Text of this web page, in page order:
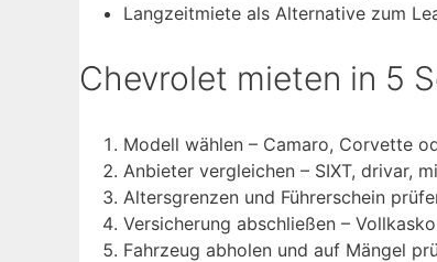
Langzeitmiete als Alternative zum
Chevrolet mieten in 5
Modell wählen – Camaro, Corvette
Anbieter vergleichen – SIXT, drivar,
Altersgrenzen und Führerschein
Versicherung abschließen –
Fahrzeug abholen und auf Mängel